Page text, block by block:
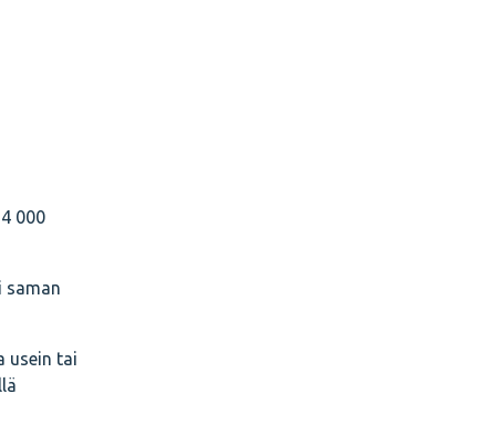
000
usein tai